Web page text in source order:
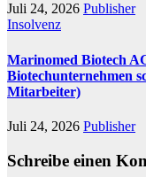
Juli 24, 2026 Publisher
Insolvenz
Marinomed Biotech
Biotechunternehmen
Mitarbeiter)
Juli 24, 2026 Publisher
Schreibe einen